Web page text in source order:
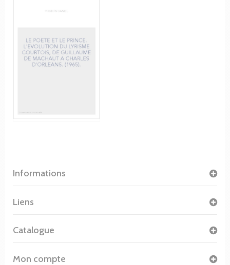
Informations
Liens
Catalogue
Mon compte